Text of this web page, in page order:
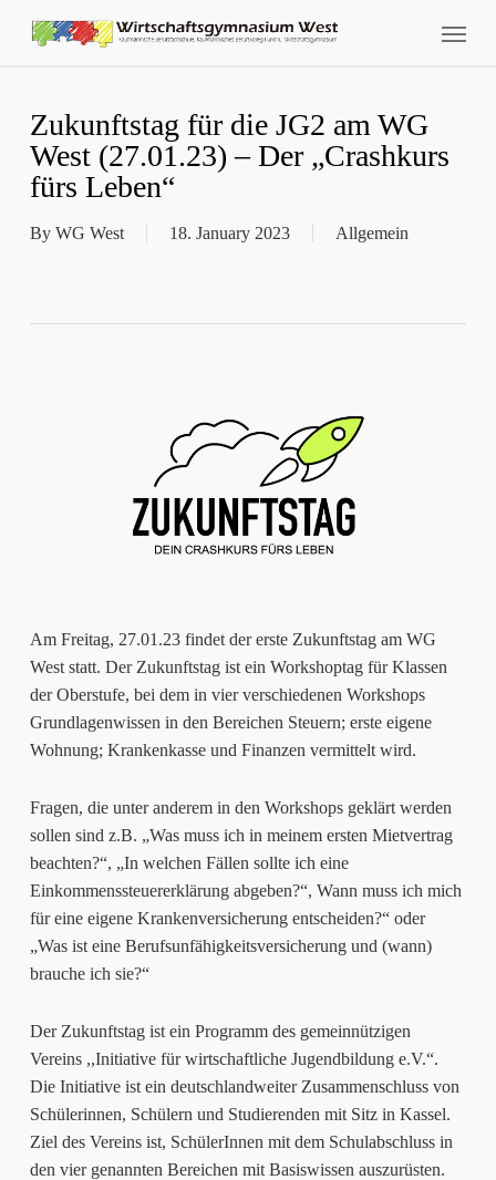
Zukunftstag für die JG2 am WG
West (27.01.23) – Der „Crashkurs
fürs Leben“
By WG West 18. January 2023 Allgemein
Am Freitag, 27.01.23 findet der erste Zukunftstag am WG
West statt. Der Zukunftstag ist ein Workshoptag für Klassen
der Oberstufe, bei dem in vier verschiedenen Workshops
Grundlagenwissen in den Bereichen Steuern; erste eigene
Wohnung; Krankenkasse und Finanzen vermittelt wird.
Fragen, die unter anderem in den Workshops geklärt werden
sollen sind z.B. „Was muss ich in meinem ersten Mietvertrag
beachten?“, „In welchen Fällen sollte ich eine
Einkommenssteuererklärung abgeben?“, Wann muss ich mich
für eine eigene Krankenversicherung entscheiden?“ oder
„Was ist eine Berufsunfähigkeitsversicherung und (wann)
brauche ich sie?“
Der Zukunftstag ist ein Programm des gemeinnützigen
Vereins ,,Initiative für wirtschaftliche Jugendbildung e.V.“.
Die Initiative ist ein deutschlandweiter Zusammenschluss von
Schülerinnen, Schülern und Studierenden mit Sitz in Kassel.
Ziel des Vereins ist, SchülerInnen mit dem Schulabschluss in
den vier genannten Bereichen mit Basiswissen auszurüsten.